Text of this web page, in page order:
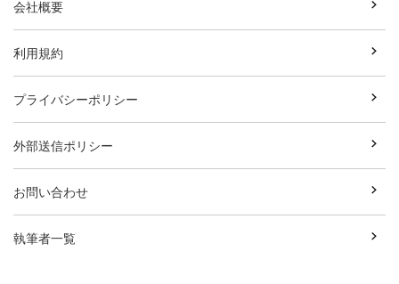
会社概要
利用規約
プライバシーポリシー
外部送信ポリシー
お問い合わせ
執筆者一覧